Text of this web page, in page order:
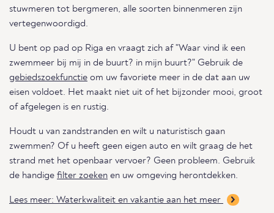
stuwmeren tot bergmeren, alle soorten binnenmeren zijn
vertegenwoordigd.
U bent op pad op Riga en vraagt zich af "Waar vind ik een
zwemmeer bij mij in de buurt? in mijn buurt?" Gebruik de
gebiedszoekfunctie om uw favoriete meer in de dat aan uw
eisen voldoet. Het maakt niet uit of het bijzonder mooi, groot
of afgelegen is en rustig.
Houdt u van zandstranden en wilt u naturistisch gaan
zwemmen? Of u heeft geen eigen auto en wilt graag de het
strand met het openbaar vervoer? Geen probleem. Gebruik
de handige filter zoeken en uw omgeving herontdekken.
Lees meer: Waterkwaliteit en vakantie aan het meer